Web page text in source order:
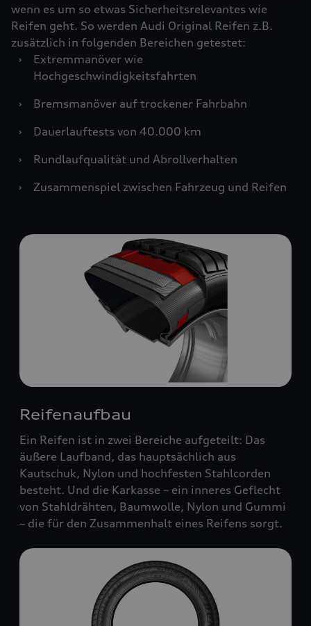
wenn es um so etwas Sicherheitsrelevantes wie
Reifen geht. So werden Audi Original Reifen z.B.
zusätzlich in folgenden Bereichen getestet:
›
Extremmanöver wie
Hochgeschwindigkeitsfahrten
›
Bremsmanöver auf trockener Fahrbahn
›
Dauerlauftests von 40.000 km
›
Rundlaufqualität und Abrollverhalten
›
Zusammenspiel zwischen Fahrzeug und Reifen
Reifenaufbau
Ein Reifen ist in zwei Bereiche aufgeteilt: Das
äußere Laufband, das hauptsächlich aus
Kautschuk, Nylon und hochfesten Stahlcorden
besteht. Und die Karkasse – ein inneres Geflecht
von Stahldrähten, Baumwolle, Nylon und Gummi
– die für den Zusammenhalt eines Reifens sorgt.